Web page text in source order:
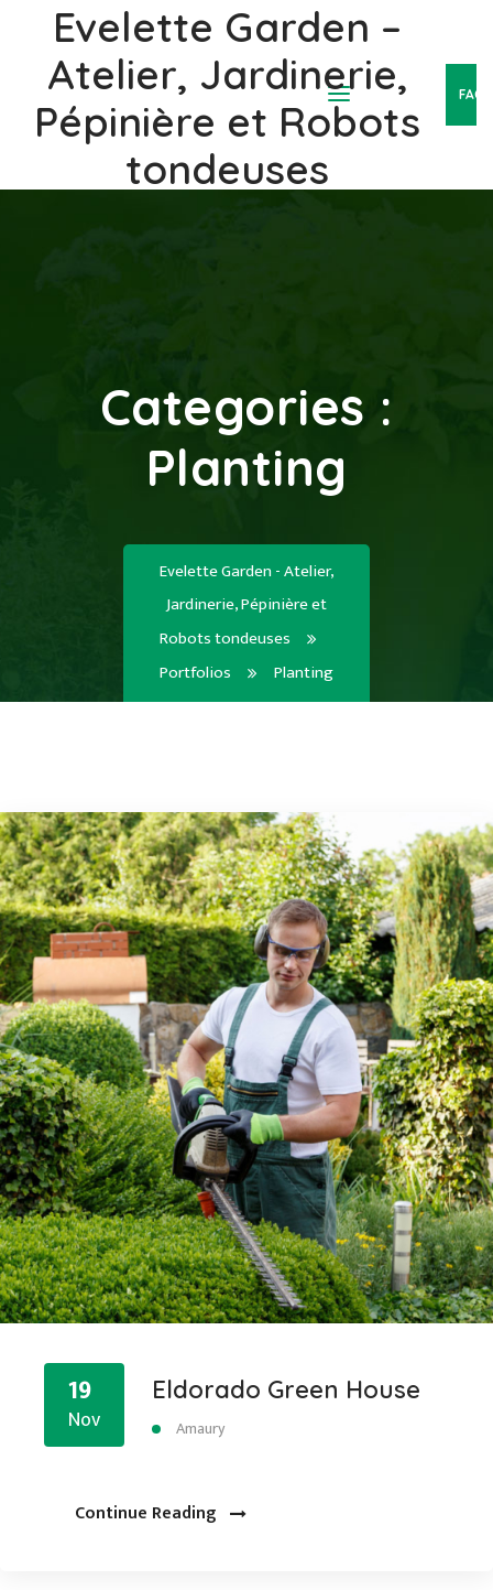
Evelette Garden –
Atelier, Jardinerie,
Pépinière et Robots
tondeuses
Categories :
Planting
Evelette Garden - Atelier,
Jardinerie, Pépinière et
Robots tondeuses
Portfolios
Planting
19
Nov
Eldorado Green House
Amaury
Continue Reading